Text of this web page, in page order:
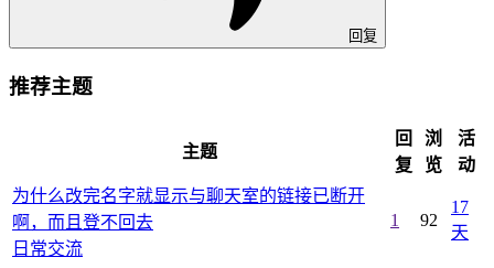
回复
推荐主题
主题
回
复
浏
览
活
动
为什么改完名字就显示与聊天室的链接已断开
啊，而且登不回去
日常交流
1 92
17
天